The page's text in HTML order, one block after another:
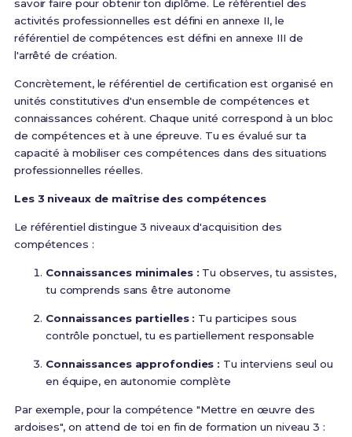
savoir faire pour obtenir ton diplôme. Le référentiel des
activités professionnelles est défini en annexe II, le
référentiel de compétences est défini en annexe III de
l'arrêté de création.
Concrètement, le référentiel de certification est organisé en
unités constitutives d'un ensemble de compétences et
connaissances cohérent. Chaque unité correspond à un bloc
de compétences et à une épreuve. Tu es évalué sur ta
capacité à mobiliser ces compétences dans des situations
professionnelles réelles.
Les 3 niveaux de maîtrise des compétences
Le référentiel distingue 3 niveaux d'acquisition des
compétences :
Connaissances minimales : Tu observes, tu assistes,
tu comprends sans être autonome
Connaissances partielles : Tu participes sous
contrôle ponctuel, tu es partiellement responsable
Connaissances approfondies : Tu interviens seul ou
en équipe, en autonomie complète
Par exemple, pour la compétence "Mettre en œuvre des
ardoises", on attend de toi en fin de formation un niveau 3 :